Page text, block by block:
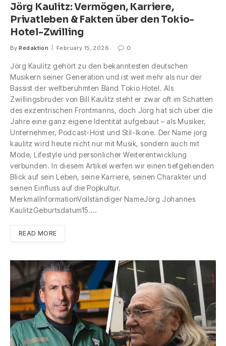
Jörg Kaulitz: Vermögen, Karriere,
Privatleben & Fakten über den Tokio-
Hotel-Zwilling
By Redaktion February 15, 2026 0
Jörg Kaulitz gehört zu den bekanntesten deutschen
Musikern seiner Generation und ist weit mehr als nur der
Bassist der weltberühmten Band Tokio Hotel. Als
Zwillingsbruder von Bill Kaulitz steht er zwar oft im Schatten
des exzentrischen Frontmanns, doch Jörg hat sich über die
Jahre eine ganz eigene Identität aufgebaut – als Musiker,
Unternehmer, Podcast-Host und Stil-Ikone. Der Name jorg
kaulitz wird heute nicht nur mit Musik, sondern auch mit
Mode, Lifestyle und persönlicher Weiterentwicklung
verbunden. In diesem Artikel werfen wir einen tiefgehenden
Blick auf sein Leben, seine Karriere, seinen Charakter und
seinen Einfluss auf die Popkultur.
MerkmalInformationVollständiger NameJörg Johannes
KaulitzGeburtsdatum15.…
READ MORE